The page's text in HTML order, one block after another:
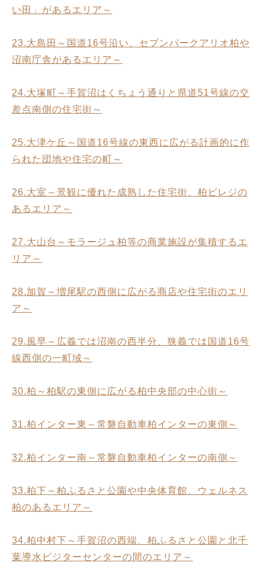
い田」があるエリア～
23.大島田～国道16号沿い、セブンパークアリオ柏や
沼南庁舎があるエリア～
24.大塚町～手賀沼はくちょう通りと県道51号線の交
差点南側の住宅街～
25.大津ケ丘～国道16号線の東西に広がる計画的に作
られた団地や住宅の町～
26.大室～景観に優れた成熟した住宅街、柏ビレジの
あるエリア～
27.大山台～モラージュ柏等の商業施設が集積するエ
リア～
28.加賀～増尾駅の西側に広がる商店や住宅街のエリ
ア～
29.風早～広義では沼南の西半分、狭義では国道16号
線西側の一町域～
30.柏～柏駅の東側に広がる柏中央部の中心街～
31.柏インター東～常磐自動車柏インターの東側～
32.柏インター南～常磐自動車柏インターの南側～
33.柏下～柏ふるさと公園や中央体育館、ウェルネス
柏のあるエリア～
34.柏中村下～手賀沼の西端、柏ふるさと公園と北千
葉導水ビジターセンターの間のエリア～